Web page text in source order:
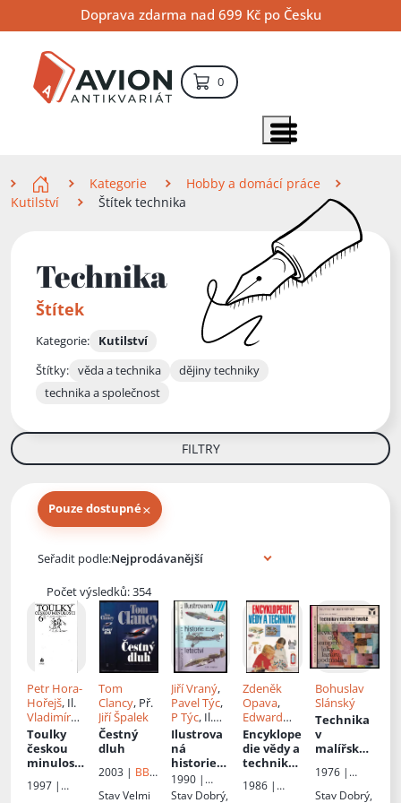
na
obsah
na
navigaci
na
vyhledávání
Doprava zdarma nad 699 Kč po Česku
0položek – košík
Zobrazit položky menu
Kategorie
Hobby a domácí práce
Kutilství
Štítek technika
Technika
Štítek
Kategorie:
Kutilství
Štítky: věda a technika
dějiny techniky
technika a společnost
FILTRY
Pouze dostupné×
Seřadit podle:
Počet výsledků: 354
Petr Hora-
Hořejš, Il.
Vladimír
Novák
Toulky
českou
minulostí
a postavy
1997 |
Tom
Clancy, Př.
Jiří Špalek
Čestný
dluh
2003 | BB
StavVelmi
Jiří Vraný,
Pavel Týc,
P Týc, Il.
František
Válek
Michal
Ovčáčík
Vendula
Ilustrova
ná
historie
letectví
Iljušin Il-2,
1990 |
Naše
Stav Dobrý,
Zdeněk
Opava,
Edward
Brace, Il.Jiří
Tesař,John
Batchelor
Žáková
Encyklope
die vědy a
techniky:
čtenáře
1986 |
Bohuslav
Slánský
Technika
v
malířské
malířský
a
1976 |
nakladatels
Stav Dobrý,